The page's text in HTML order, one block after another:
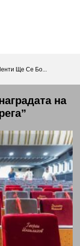
Ще Се Бо...
на